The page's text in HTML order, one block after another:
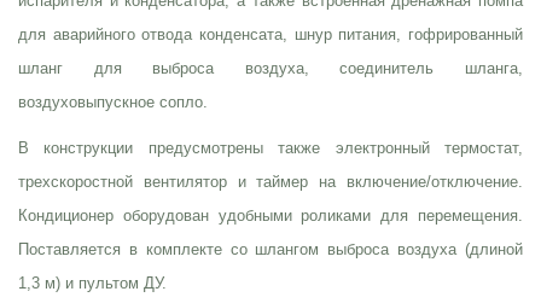
для аварийного отвода конденсата, шнур питания, гофрированный
шланг для выброса воздуха, соединитель шланга,
воздуховыпускное сопло.
В конструкции предусмотрены также электронный термостат,
трехскоростной вентилятор и таймер на включение/отключение.
Кондиционер оборудован удобными роликами для перемещения.
Поставляется в комплекте со шлангом выброса воздуха (длиной
1,3 м) и пультом ДУ.